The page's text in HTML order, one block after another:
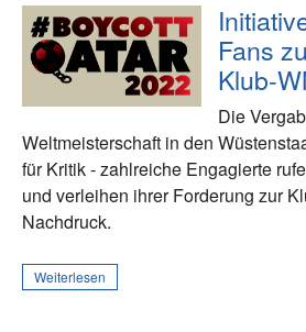
Fans
Klub-
Die
Weltmeisterschaft in den
für Kritik - zahlreiche Engagierte
und verleihen ihrer Forderung zur
Nachdruck.
Weiterlesen